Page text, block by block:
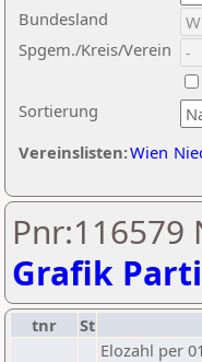
Sortierung
Bundesland
Spgem./Kreis/Verein
Vereinslisten:Wien
Pnr:116579
Grafik
tnr St
Elozahl per